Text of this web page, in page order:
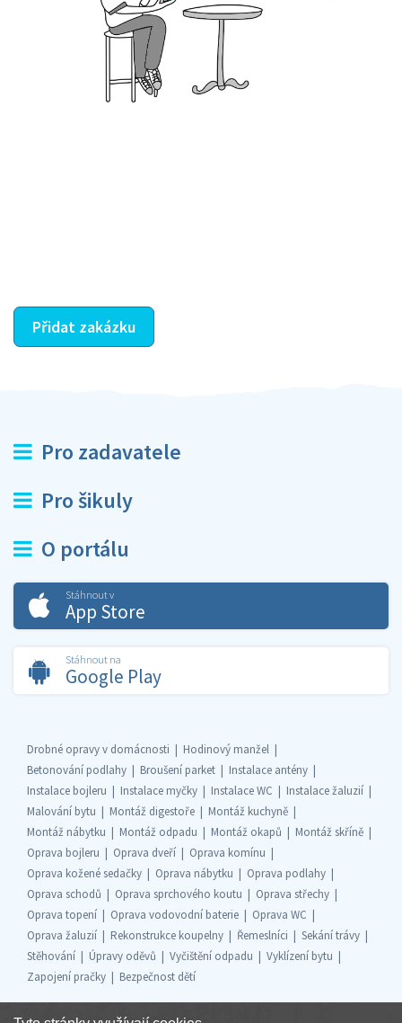
Přidat zakázku
Pro zadavatele
Pro šikuly
O portálu
Stáhnout v
App Store
Stáhnout na
Google Play
Drobné opravy v domácnosti
Hodinový manžel
Betonování podlahy
Broušení parket
Instalace antény
Instalace bojleru
Instalace myčky Instalace WC
Instalace žaluzií
Malování bytu
Montáž digestoře
Montáž kuchyně
Montáž nábytku
Montáž odpadu Montáž okapů
Montáž skříně
Oprava bojleru
Oprava dveří
Oprava komínu
Oprava kožené sedačky
Oprava nábytku
Oprava podlahy
Oprava schodů
Oprava sprchového koutu
Oprava střechy
Oprava topení
Oprava vodovodní baterie
Oprava WC
Oprava žaluzií
Rekonstrukce koupelny Řemeslníci
Sekání trávy
Stěhování
Úpravy oděvů Vyčištění odpadu
Vyklízení bytu
Zapojení pračky
Bezpečnost dětí